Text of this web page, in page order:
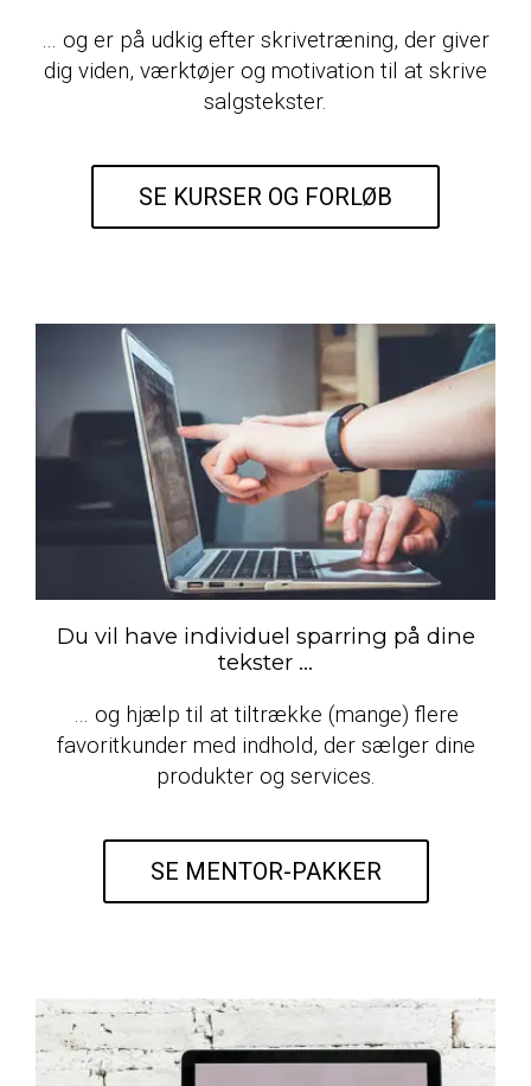
… og er på udkig efter skrivetræning, der giver
dig viden, værktøjer og motivation til at skrive
salgstekster.
SE KURSER OG FORLØB
Du vil have individuel sparring på dine
tekster ...
… og hjælp til at tiltrække (mange) flere
favoritkunder med indhold, der sælger dine
produkter og services.
SE MENTOR-PAKKER